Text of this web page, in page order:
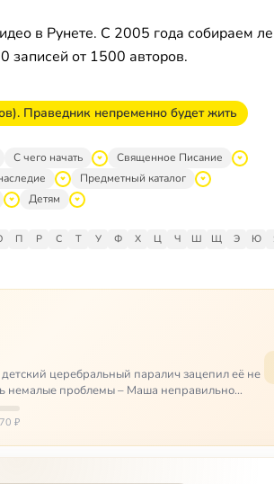
в Рунете. С 2005 года собираем
от 1500 авторов.
Праведник непременно будет жить
С чего начать
Священное Писание
Предметный каталог
Детям
П Р С Т У Ф Х Ц Ч Ш Щ Э Ю
церебральный паралич зацепил её не
немалые проблемы – Маша неправильно
₽